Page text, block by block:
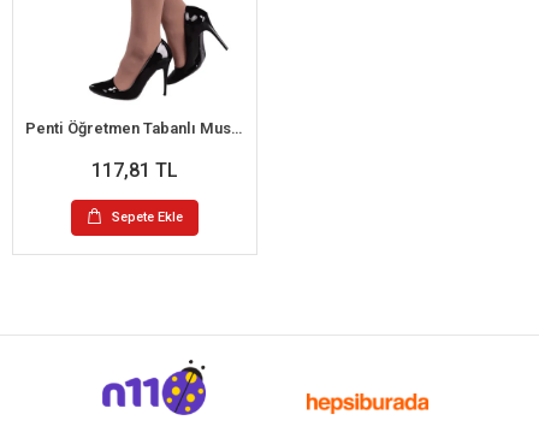
Penti Öğretmen Tabanlı Mus Çorap
117,81 TL
Sepete Ekle